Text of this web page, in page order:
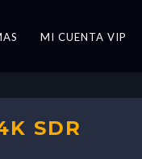
MI CUENTA VIP
SDR